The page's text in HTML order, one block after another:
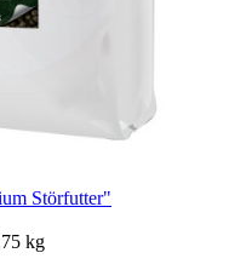
Störfutter"
kg